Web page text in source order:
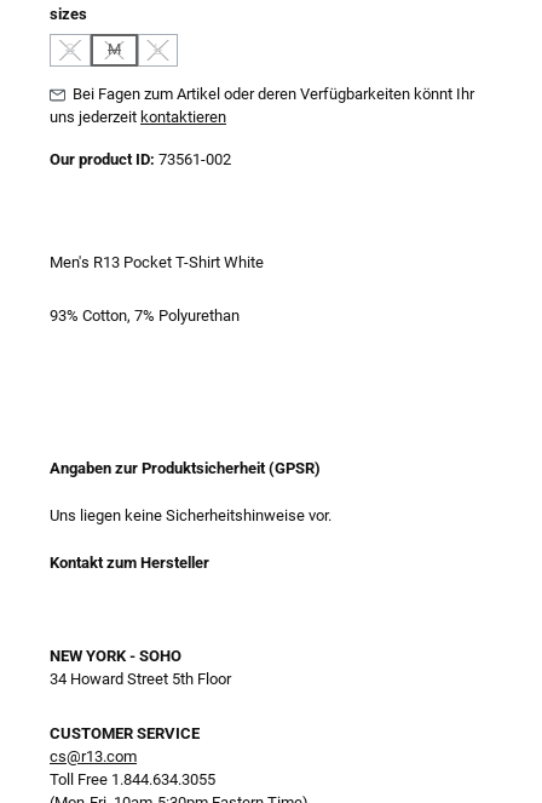
sizesauswählen
S
(Diese Option ist zurzeit nicht verfügbar.)
M
(Diese Option ist zurzeit nicht verfügbar.)
L
(Diese Option ist zurzeit nicht verfügbar.)
Bei Fagen zum Artikel oder deren Verfügbarkeiten könnt Ihr
uns jederzeit kontaktieren
Our product ID: 73561-002
Men's R13 Pocket T-Shirt White
93% Cotton, 7% Polyurethan
Angaben zur Produktsicherheit (GPSR)
Uns liegen keine Sicherheitshinweise vor.
Kontakt zum Hersteller
NEW YORK - SOHO
34 Howard Street 5th Floor
CUSTOMER SERVICE
cs@r13.com
Toll Free 1.844.634.3055